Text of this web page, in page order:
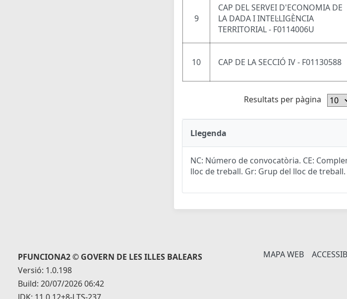
9
CAP DEL SERVEI D'ECONOMIA DE
LA DADA I INTEL·LIGÈNCIA
TERRITORIAL - F0114006U
10 CAP DE LA SECCIÓ IV - F01130588
Resultats per pàgina
Llegenda
NC: Número de convocatòria. CE:
lloc de treball. Gr: Grup del lloc de
PFUNCIONA2 © GOVERN DE LES ILLES BALEARS
Versió: 1.0.198
Build: 20/07/2026 06:42
JDK: 11.0.12+8-LTS-237
MAPA WEB